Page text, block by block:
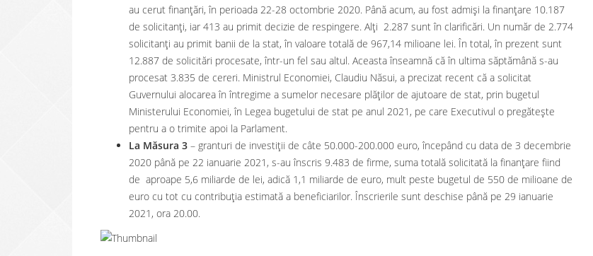
au cerut finanțări, în perioada 22-28 octombrie 2020. Până acum, au fost admiși la finanțare 10.187
de solicitanți, iar 413 au primit decizie de respingere. Alți 2.287 sunt în clarificări. Un număr de 2.774
solicitanți au primit banii de la stat, în valoare totală de 967,14 milioane lei. În total, în prezent sunt
12.887 de solicitări procesate, într-un fel sau altul. Aceasta înseamnă că în ultima săptămână s-au
procesat 3.835 de cereri. Ministrul Economiei, Claudiu Năsui, a precizat recent că a solicitat
Guvernului alocarea în întregime a sumelor necesare plăților de ajutoare de stat, prin bugetul
Ministerului Economiei, în Legea bugetului de stat pe anul 2021, pe care Executivul o pregătește
pentru a o trimite apoi la Parlament.
La Măsura 3 – granturi de investiții de câte 50.000-200.000 euro, începând cu data de 3 decembrie
2020 până pe 22 ianuarie 2021, s-au înscris 9.483 de firme, suma totală solicitată la finanțare fiind
de aproape 5,6 miliarde de lei, adică 1,1 miliarde de euro, mult peste bugetul de 550 de milioane de
euro cu tot cu contribuția estimată a beneficiarilor. Înscrierile sunt deschise până pe 29 ianuarie
2021, ora 20.00.